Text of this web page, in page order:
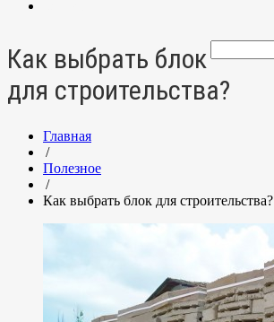
Как выбрать блок
для строительства?
Главная
/
Полезное
/
Как выбрать блок для строительства?